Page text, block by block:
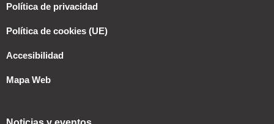
Política de privacidad
Política de cookies (UE)
Accesibilidad
Mapa Web